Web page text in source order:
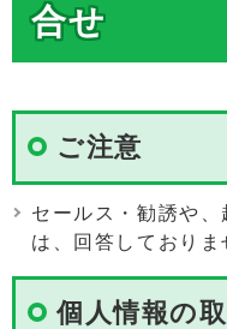
合せ
ご注意
セールス・勧誘や
は、回答しておりま
個人情報の